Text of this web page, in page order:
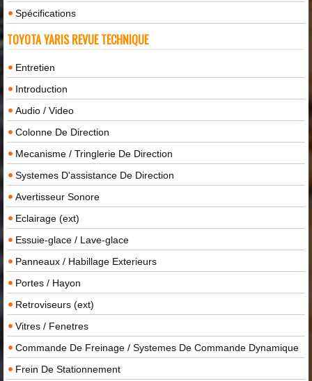
Spécifications
TOYOTA YARIS REVUE TECHNIQUE
Entretien
Introduction
Audio / Video
Colonne De Direction
Mecanisme / Tringlerie De Direction
Systemes D'assistance De Direction
Avertisseur Sonore
Eclairage (ext)
Essuie-glace / Lave-glace
Panneaux / Habillage Exterieurs
Portes / Hayon
Retroviseurs (ext)
Vitres / Fenetres
Commande De Freinage / Systemes De Commande Dynamique
Frein De Stationnement